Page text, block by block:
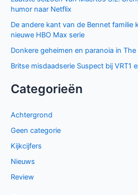
humor naar Netflix
De andere kant van de Bennet familie
nieuwe HBO Max serie
Donkere geheimen en paranoia in
Britse misdaadserie Suspect bij VRT1
Categorieën
Achtergrond
Geen categorie
Kijkcijfers
Nieuws
Review